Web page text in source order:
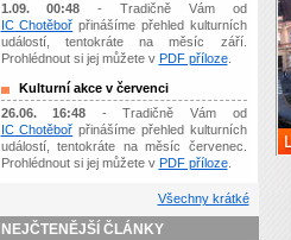
1.09. 00:48 - Tradičně Vám od
IC Chotěboř přinášíme přehled kulturních
událostí, tentokráte na měsíc září.
Prohlédnout si jej můžete v PDF příloze.
Kulturní akce v červenci
26.06. 16:48 - Tradičně Vám od
IC Chotěboř přinášíme přehled kulturních
událostí, tentokráte na měsíc červenec.
Prohlédnout si jej můžete v PDF příloze.
Všechny krátké
NEJČTENĚJŠÍ ČLÁNKY